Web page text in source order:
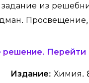
из
Просвещение,
решение. Перейти
Издание: Химия.